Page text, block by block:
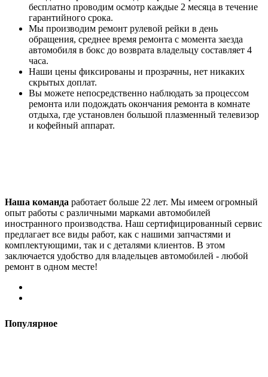
бесплатно проводим осмотр каждые 2 месяца в течение
гарантийного срока.
Мы производим ремонт рулевой рейки в день
обращения, среднее время ремонта с момента заезда
автомобиля в бокс до возврата владельцу составляет 4
часа.
Наши цены фиксированы и прозрачны, нет никаких
скрытых доплат.
Вы можете непосредственно наблюдать за процессом
ремонта или подождать окончания ремонта в комнате
отдыха, где установлен большой плазменный телевизор
и кофейный аппарат.
Наша команда работает больше 22 лет. Мы имеем огромный
опыт работы с различными марками автомобилей
иностранного производства. Наш сертифицированный сервис
предлагает все виды работ, как с нашими запчастями и
комплектующими, так и с деталями клиентов. В этом
заключается удобство для владельцев автомобилей - любой
ремонт в одном месте!
Популярное